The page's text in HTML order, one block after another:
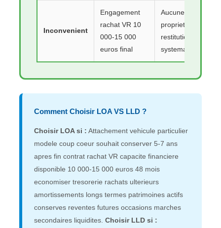
Inconvenient
Engagement
rachat VR 10
000-15 000
euros final
Aucune
propriete finale
restitution
systematique
Comment Choisir LOA VS LLD ?
Choisir LOA si : Attachement vehicule particulier
modele coup coeur souhait conserver 5-7 ans
apres fin contrat rachat VR capacite financiere
disponible 10 000-15 000 euros 48 mois
economiser tresorerie rachats ulterieurs
amortissements longs termes patrimoines actifs
conserves reventes futures occasions marches
secondaires liquidites. Choisir LLD si :